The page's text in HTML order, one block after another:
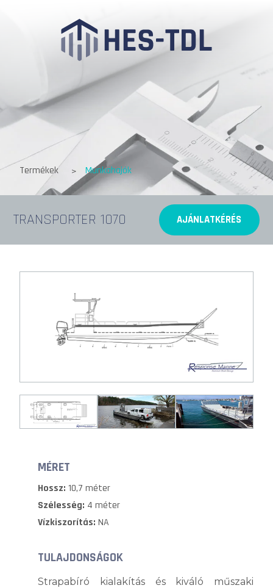
Termékek Munkahajók
TRANSPORTER 1070 AJÁNLATKÉRÉS
MÉRET
Hossz: 10,7 méter
Szélesség: 4 méter
Vízkiszorítás: NA
TULAJDONSÁGOK
Strapabíró kialakítás és kiváló műszaki